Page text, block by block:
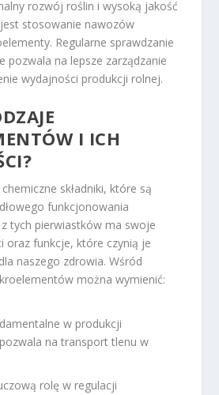
rozwój roślin i wysoką jakość
stosowanie nawozów
Regularne sprawdzanie
pozwala na lepsze zarządzanie
wydajności produkcji rolnej.
I ICH
składniki, które są
funkcjonowania
tych pierwiastków ma swoje
oraz funkcje, które czynią je
naszego zdrowia. Wśród
można wymienić:
w produkcji
na transport tlenu w
rolę w regulacji